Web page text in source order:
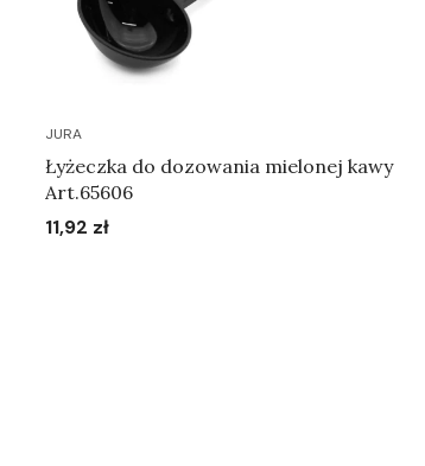
JURA
Łyżeczka do dozowania mielonej kawy
Art.65606
Cena
11,92 zł